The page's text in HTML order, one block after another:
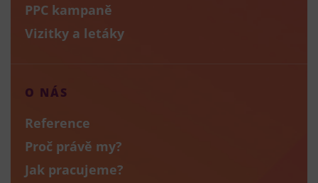
PPC kampaně
Vizitky a letáky
O NÁS
Reference
Proč právě my?
Jak pracujeme?